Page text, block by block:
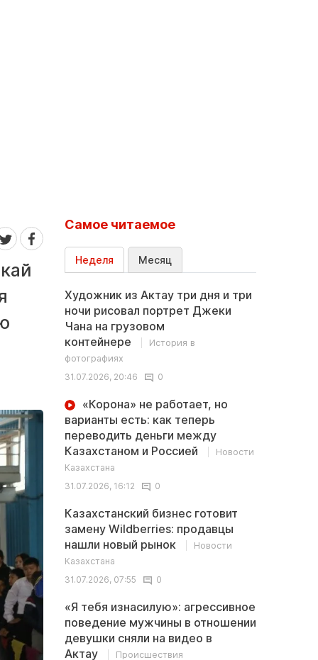
Самое читаемое
Неделя Месяц
Художник из Актау три дня и три
ночи рисовал портрет Джеки
Чана на грузовом
контейнере
История в
фотографиях
31.07.2026, 20:46
0
«Корона» не работает, но
варианты есть: как теперь
переводить деньги между
Казахстаном и Россией
Новости
Казахстана
31.07.2026, 16:12
0
Казахстанский бизнес готовит
замену Wildberries: продавцы
нашли новый рынок
Новости
Казахстана
31.07.2026, 07:55
0
«Я тебя изнасилую»: агрессивное
поведение мужчины в отношении
девушки сняли на видео в
Актау
Происшествия